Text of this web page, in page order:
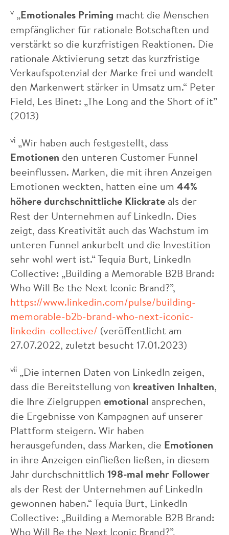
v „Emotionales Priming macht die Menschen
empfänglicher für rationale Botschaften und
verstärkt so die kurzfristigen Reaktionen. Die
rationale Aktivierung setzt das kurzfristige
Verkaufspotenzial der Marke frei und wandelt
den Markenwert stärker in Umsatz um.“ Peter
Field, Les Binet: „The Long and the Short of it”
(2013)
vi „Wir haben auch festgestellt, dass
Emotionen den unteren Customer Funnel
beeinflussen. Marken, die mit ihren Anzeigen
Emotionen weckten, hatten eine um 44%
höhere durchschnittliche Klickrate als der
Rest der Unternehmen auf LinkedIn. Dies
zeigt, dass Kreativität auch das Wachstum im
unteren Funnel ankurbelt und die Investition
sehr wohl wert ist.“ Tequia Burt, LinkedIn
Collective: „Building a Memorable B2B Brand:
Who Will Be the Next Iconic Brand?”,
https://www.linkedin.com/pulse/building-
memorable-b2b-brand-who-next-iconic-
linkedin-collective/ (veröffentlicht am
27.07.2022, zuletzt besucht 17.01.2023)
vii „Die internen Daten von LinkedIn zeigen,
dass die Bereitstellung von kreativen Inhalten,
die Ihre Zielgruppen emotional ansprechen,
die Ergebnisse von Kampagnen auf unserer
Plattform steigern. Wir haben
herausgefunden, dass Marken, die Emotionen
in ihre Anzeigen einfließen ließen, in diesem
Jahr durchschnittlich 198-mal mehr Follower
als der Rest der Unternehmen auf LinkedIn
gewonnen haben.“ Tequia Burt, LinkedIn
Collective: „Building a Memorable B2B Brand:
Who Will Be the Next Iconic Brand?”,